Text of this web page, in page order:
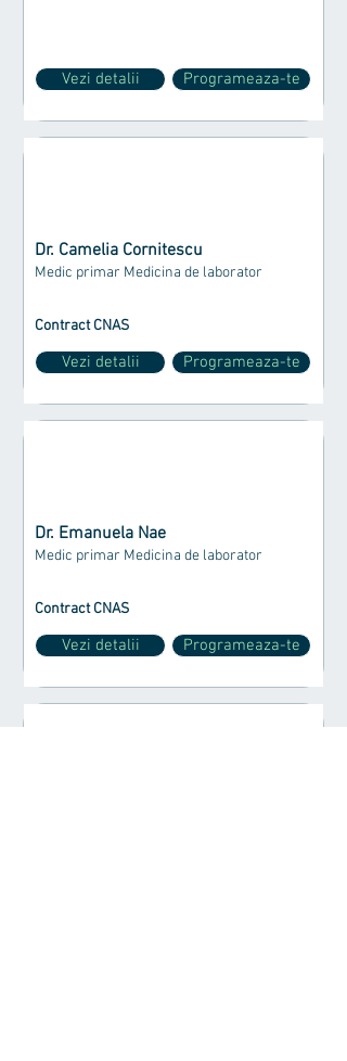
Vezi detalii Programeaza-te
Dr. Camelia Cornitescu
Medic primar Medicina de laborator
Contract CNAS
Vezi detalii Programeaza-te
Dr. Emanuela Nae
Medic primar Medicina de laborator
Contract CNAS
Vezi detalii Programeaza-te